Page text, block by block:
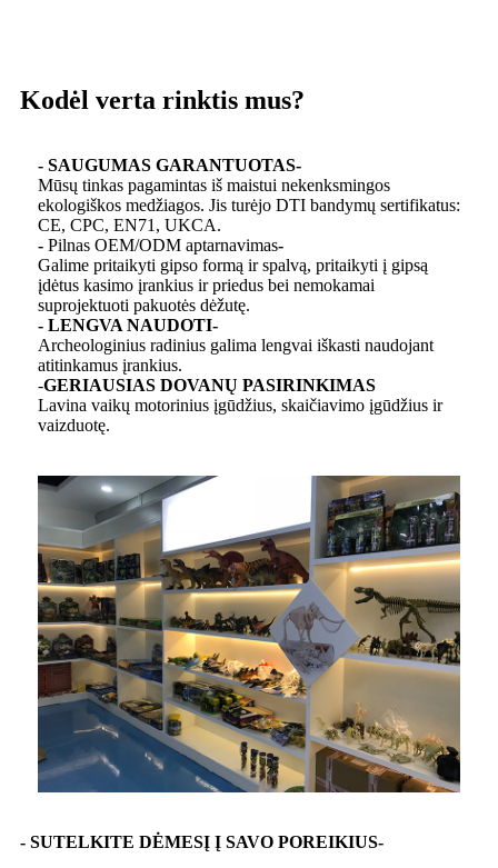
Kodėl verta rinktis mus?
- SAUGUMAS GARANTUOTAS-
Mūsų tinkas pagamintas iš maistui nekenksmingos
ekologiškos medžiagos. Jis turėjo DTI bandymų sertifikatus:
CE, CPC, EN71, UKCA.
- Pilnas OEM/ODM aptarnavimas-
Galime pritaikyti gipso formą ir spalvą, pritaikyti į gipsą
įdėtus kasimo įrankius ir priedus bei nemokamai
suprojektuoti pakuotės dėžutę.
- LENGVA NAUDOTI-
Archeologinius radinius galima lengvai iškasti naudojant
atitinkamus įrankius.
-GERIAUSIAS DOVANŲ PASIRINKIMAS
Lavina vaikų motorinius įgūdžius, skaičiavimo įgūdžius ir
vaizduotę.
- SUTELKITE DĖMESĮ Į SAVO POREIKIUS-